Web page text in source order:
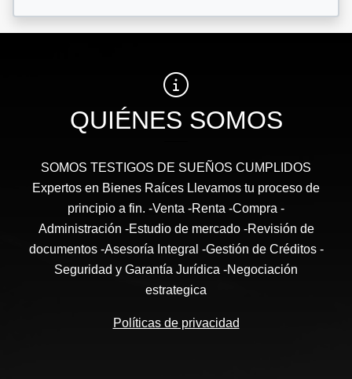
QUIÉNES SOMOS
SOMOS TESTIGOS DE SUEÑOS CUMPLIDOS
Expertos en Bienes Raíces Llevamos tu proceso de
principio a fin. -Venta -Renta -Compra -
Administración -Estudio de mercado -Revisión de
documentos -Asesoría Integral -Gestión de Créditos -
Seguridad y Garantía Jurídica -Negociación
estrategica
Políticas de privacidad